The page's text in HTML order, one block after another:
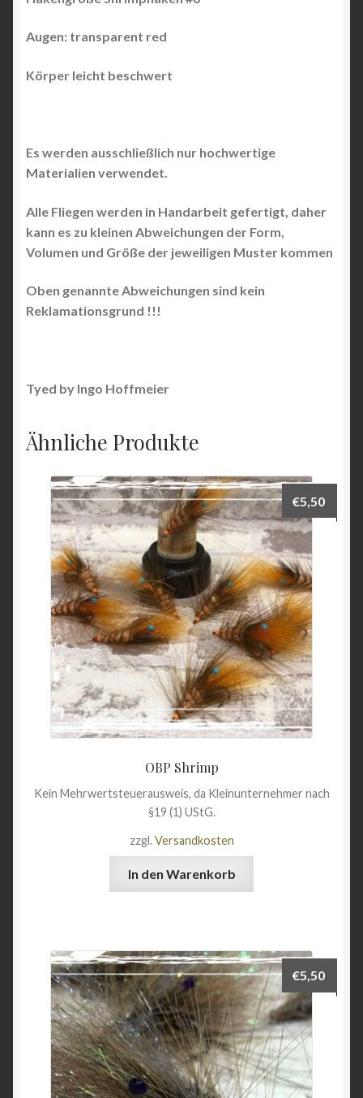
Augen: transparent red
Körper leicht beschwert
Es werden ausschließlich nur hochwertige
Materialien verwendet.
Alle Fliegen werden in Handarbeit gefertigt, daher
kann es zu kleinen Abweichungen der Form,
Volumen und Größe der jeweiligen Muster kommen
Oben genannte Abweichungen sind kein
Reklamationsgrund !!!
Tyed by Ingo Hoffmeier
Ähnliche Produkte
OBP Shrimp
€5,50
Kein Mehrwertsteuerausweis, da Kleinunternehmer nach
§19 (1) UStG.
zzgl.Versandkosten
In den Warenkorb
€5,50